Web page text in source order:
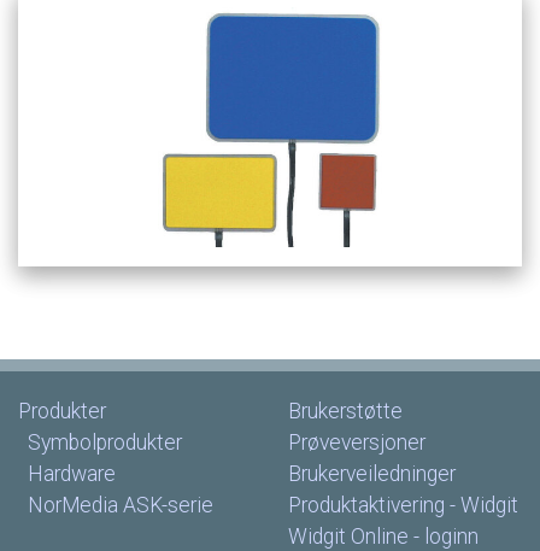
Produkter
Symbolprodukter
Hardware
NorMedia ASK-serie
Brukerstøtte
Prøveversjoner
Brukerveiledninger
Produktaktivering - Widgit
Widgit Online - loginn